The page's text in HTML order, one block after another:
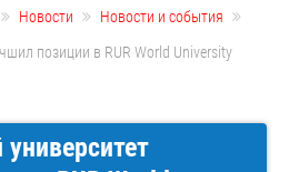
Новости
Новости и события
позиции в RUR World University